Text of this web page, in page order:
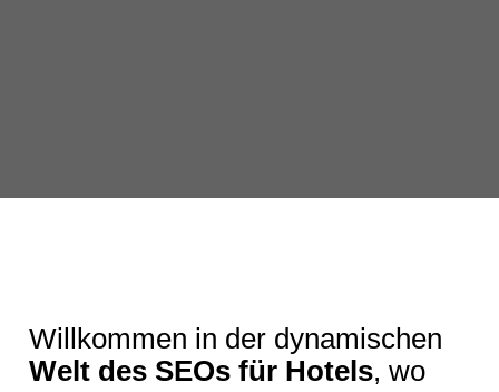
Willkommen in der dynamischen
Welt des SEOs für Hotels, wo